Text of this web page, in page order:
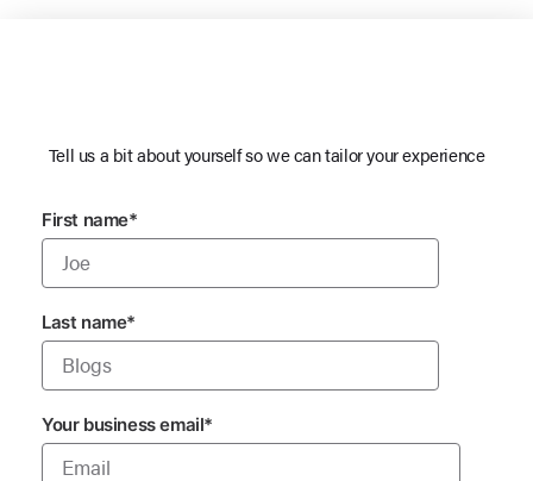
Tell us a bit about yourself so we can tailor your experience
First name*
Last name*
Your business email*